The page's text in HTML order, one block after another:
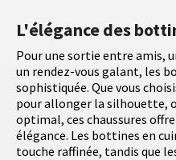
L'élégance des
Pour une sortie entre amis,
un rendez-vous galant, les
sophistiquée. Que vous
pour allonger la silhouette,
optimal, ces chaussures
élégance. Les bottines en
touche raffinée, tandis que